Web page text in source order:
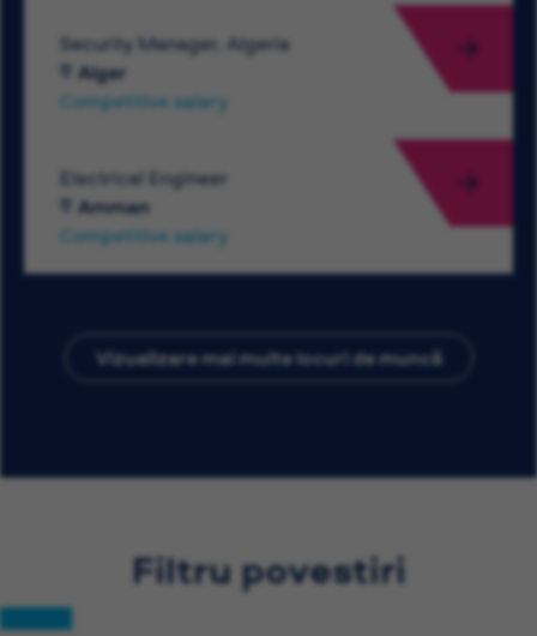
Security Manager, Algeria
Alger
Competitive salary
Electrical Engineer
Amman
Competitive salary
Vizualizare mai multe locuri de muncă
Filtru povestiri